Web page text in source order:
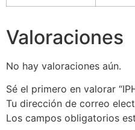
Valoraciones
No hay valoraciones aún.
Sé el primero en valorar
Tu dirección de correo
Los campos obligatorios